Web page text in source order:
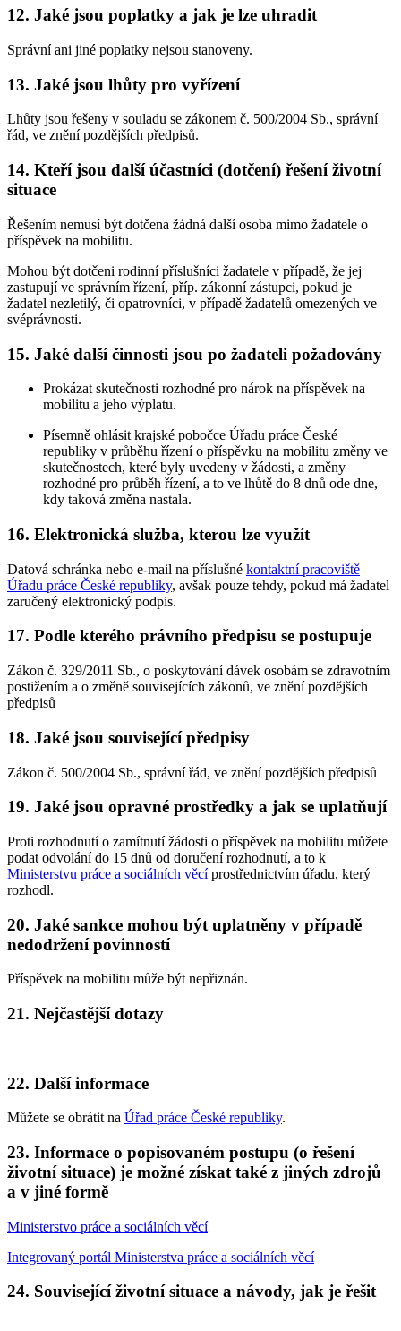
12. Jaké jsou poplatky a jak je lze uhradit
Správní ani jiné poplatky nejsou stanoveny.
13. Jaké jsou lhůty pro vyřízení
Lhůty jsou řešeny v souladu se zákonem č. 500/2004 Sb., správní
řád, ve znění pozdějších předpisů.
14. Kteří jsou další účastníci (dotčení) řešení životní
situace
Řešením nemusí být dotčena žádná další osoba mimo žadatele o
příspěvek na mobilitu.
Mohou být dotčeni rodinní příslušníci žadatele v případě, že jej
zastupují ve správním řízení, příp. zákonní zástupci, pokud je
žadatel nezletilý, či opatrovníci, v případě žadatelů omezených ve
svéprávnosti.
15. Jaké další činnosti jsou po žadateli požadovány
Prokázat skutečnosti rozhodné pro nárok na příspěvek na
mobilitu a jeho výplatu.
Písemně ohlásit krajské pobočce Úřadu práce České
republiky v průběhu řízení o příspěvku na mobilitu změny ve
skutečnostech, které byly uvedeny v žádosti, a změny
rozhodné pro průběh řízení, a to ve lhůtě do 8 dnů ode dne,
kdy taková změna nastala.
16. Elektronická služba, kterou lze využít
Datová schránka nebo e-mail na příslušné kontaktní pracoviště
Úřadu práce České republiky, avšak pouze tehdy, pokud má žadatel
zaručený elektronický podpis.
17. Podle kterého právního předpisu se postupuje
Zákon č. 329/2011 Sb., o poskytování dávek osobám se zdravotním
postižením a o změně souvisejících zákonů, ve znění pozdějších
předpisů
18. Jaké jsou související předpisy
Zákon č. 500/2004 Sb., správní řád, ve znění pozdějších předpisů
19. Jaké jsou opravné prostředky a jak se uplatňují
Proti rozhodnutí o zamítnutí žádosti o příspěvek na mobilitu můžete
podat odvolání do 15 dnů od doručení rozhodnutí, a to k
Ministerstvu práce a sociálních věcíprostřednictvím úřadu, který
rozhodl.
20. Jaké sankce mohou být uplatněny v případě
nedodržení povinností
Příspěvek na mobilitu může být nepřiznán.
21. Nejčastější dotazy
22. Další informace
Můžete se obrátit na Úřad práce České republiky.
23. Informace o popisovaném postupu (o řešení
životní situace) je možné získat také z jiných zdrojů
a v jiné formě
Ministerstvo práce a sociálních věcí
Integrovaný portál Ministerstva práce a sociálních věcí
24. Související životní situace a návody, jak je řešit